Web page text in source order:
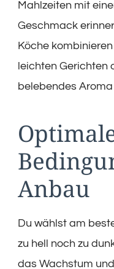
Mahlzeiten mit
Geschmack
Köche
leichten Gerichten
belebendes Aroma
Anbau
Du wählst am
zu hell noch zu
das Wachstum